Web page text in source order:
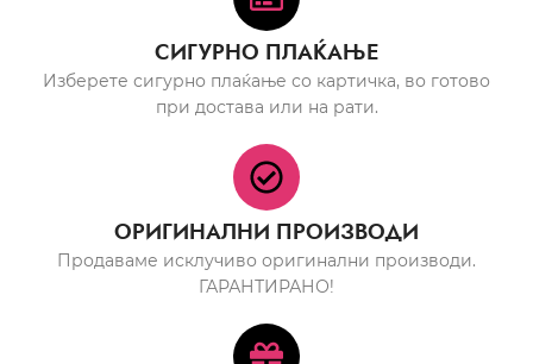
СИГУРНО ПЛАЌАЊЕ
Изберете сигурно плаќање со картичка, во готово
при достава или на рати.
ОРИГИНАЛНИ ПРОИЗВОДИ
Продаваме исклучиво оригинални производи.
ГАРАНТИРАНО!